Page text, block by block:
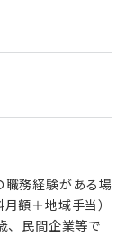
務経験がある場
額＋地域手当）
、民間企業等で